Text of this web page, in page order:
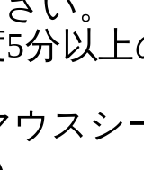
5分以
ウス